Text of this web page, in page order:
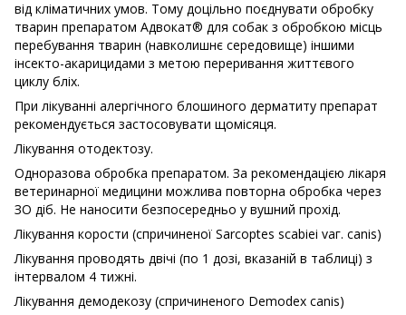
від кліматичних умов. Тому доцільно поєднувати обробку
тварин препаратом Адвокат® для собак з обробкою місць
перебування тварин (навколишнє середовище) іншими
інсекто-акарицидами з метою переривання життєвого
циклу бліх.
При лікуванні алергічного блошиного дерматиту препарат
рекомендується застосовувати щомісяця.
Лікування отодектозу.
Одноразова обробка препаратом. За рекомендацією лікаря
ветеринарної медицини можлива повторна обробка через
ЗО діб. Не наносити безпосередньо у вушний прохід.
Лікування корости (спричиненої Sarcoptes scabiei vаг. canis)
Лікування проводять двічі (по 1 дозі, вказаній в таблиці) з
інтервалом 4 тижні.
Лікування демодекозу (спричиненого Demodex canis)